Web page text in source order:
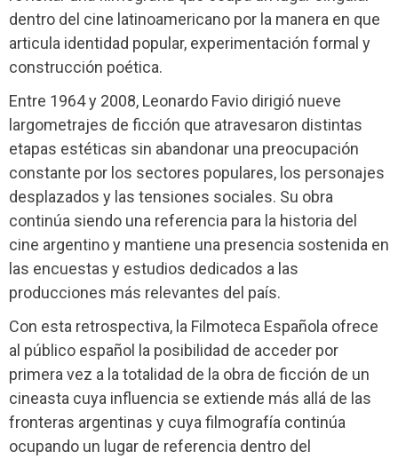
dentro del cine latinoamericano por la manera en que
articula identidad popular, experimentación formal y
construcción poética.
Entre 1964 y 2008, Leonardo Favio dirigió nueve
largometrajes de ficción que atravesaron distintas
etapas estéticas sin abandonar una preocupación
constante por los sectores populares, los personajes
desplazados y las tensiones sociales. Su obra
continúa siendo una referencia para la historia del
cine argentino y mantiene una presencia sostenida en
las encuestas y estudios dedicados a las
producciones más relevantes del país.
Con esta retrospectiva, la Filmoteca Española ofrece
al público español la posibilidad de acceder por
primera vez a la totalidad de la obra de ficción de un
cineasta cuya influencia se extiende más allá de las
fronteras argentinas y cuya filmografía continúa
ocupando un lugar de referencia dentro del